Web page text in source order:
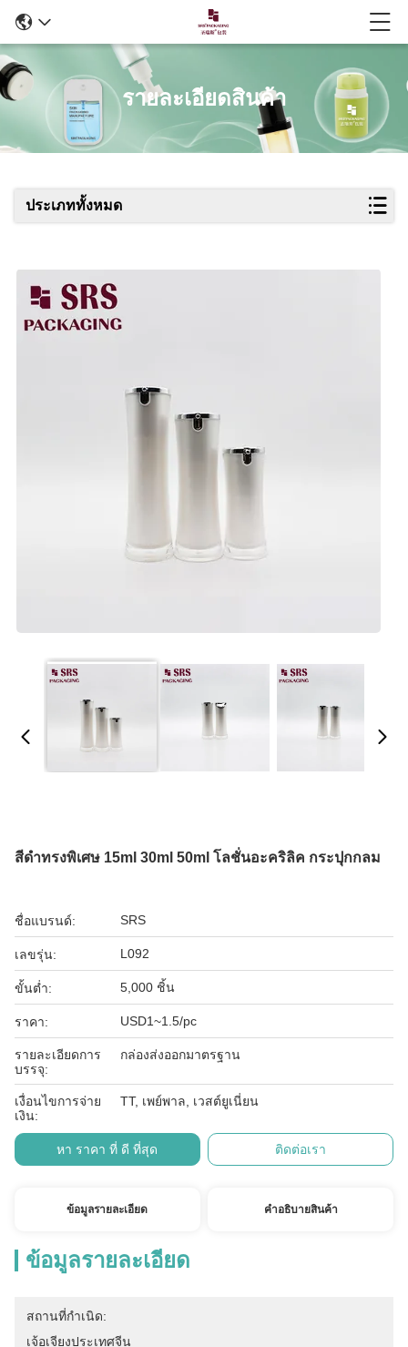
รายละเอียดสินค้า
ประเภททั้งหมด
สีดําทรงพิเศษ 15ml 30ml 50ml โลชั่นอะคริลิค กระปุกกลม
ชื่อแบรนด์: SRS
เลขรุ่น: L092
ขั้นต่ำ: 5,000 ชิ้น
ราคา: USD1~1.5/pc
รายละเอียดการ
บรรจุ:
กล่องส่งออกมาตรฐาน
เงื่อนไขการจ่าย
เงิน:
TT, เพย์พาล, เวสต์ยูเนี่ยน
หา ราคา ที่ ดี ที่สุด ติดต่อเรา
ข้อมูลรายละเอียด คําอธิบายสินค้า
ข้อมูลรายละเอียด
สถานที่กำเนิด:
เจ้อเจียงประเทศจีน